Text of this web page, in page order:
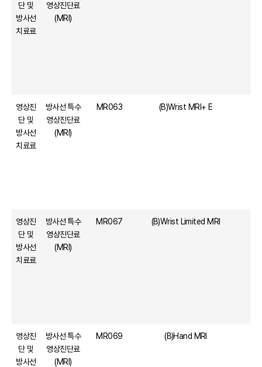
단 및
방사선
치료료
영상진단료
(MRI)
영상진
단 및
방사선
치료료
방사선 특수
영상진단료
(MRI)
MR063 (B)Wrist MRI+ E
영상진
단 및
방사선
치료료
방사선 특수
영상진단료
(MRI)
MR067 (B)Wrist Limited MRI
영상진
단 및
방사선
방사선 특수
영상진단료
(MRI)
MR069 (B)Hand MRI